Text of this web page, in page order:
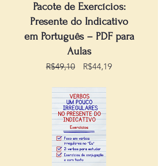
Pacote de Exercícios:
Presente do Indicativo
em Português – PDF para
Aulas
R$49,10
Preço
R$44,19Preço